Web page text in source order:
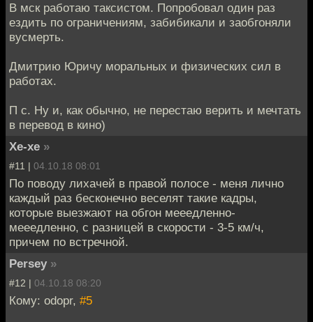
В мск работаю таксистом. Попробовал один раз
ездить по ограничениям, забибикали и заобгоняли
вусмерть.
Дмитрию Юричу моральных и физических сил в
работах.
П с. Ну и, как обычно, не перестаю верить и мечтать
в перевод в кино)
Хе-хе »
#11 | 04.10.18 08:01
По поводу лихачей в правой полосе - меня лично
каждый раз бесконечно веселят такие кадры,
которые выезжают на обгон мееедленно-
мееедленно, с разницей в скорости - 3-5 км/ч,
причем по встречной.
Persey »
#12 | 04.10.18 08:20
Кому: odopr, #5